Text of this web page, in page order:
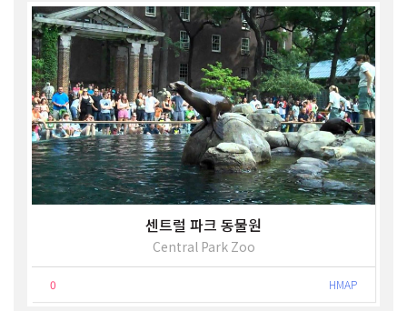
센트럴 파크 동물원
Central Park Zoo
0 HMAP